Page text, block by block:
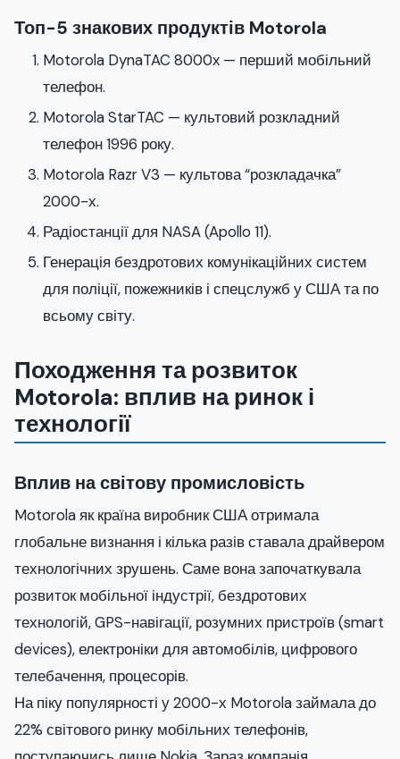
Топ-5 знакових продуктів Motorola
Motorola DynaTAC 8000x — перший мобільний
телефон.
Motorola StarTAC — культовий розкладний
телефон 1996 року.
Motorola Razr V3 — культова “розкладачка”
2000-х.
Радіостанції для NASA (Apollo 11).
Генерація бездротових комунікаційних систем
для поліції, пожежників і спецслужб у США та по
всьому світу.
Походження та розвиток
Motorola: вплив на ринок і
технології
Вплив на світову промисловість
Motorola як країна виробник США отримала
глобальне визнання і кілька разів ставала драйвером
технологічних зрушень. Саме вона започаткувала
розвиток мобільної індустрії, бездротових
технологій, GPS-навігації, розумних пристроїв (smart
devices), електроніки для автомобілів, цифрового
телебачення, процесорів.
На піку популярності у 2000-х Motorola займала до
22% світового ринку мобільних телефонів,